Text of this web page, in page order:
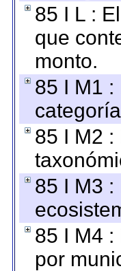
85 I L :
que
monto.
85 I M1
85 I M2
85 I M3
85 I M4
por